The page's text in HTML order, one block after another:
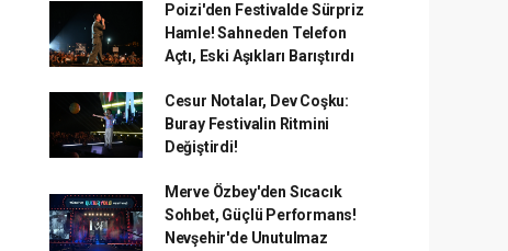
Poizi'den Festivalde Sürpriz
Hamle! Sahneden Telefon
Açtı, Eski Aşıkları Barıştırdı
Cesur Notalar, Dev Coşku:
Buray Festivalin Ritmini
Değiştirdi!
Merve Özbey'den Sıcacık
Sohbet, Güçlü Performans!
Nevşehir'de Unutulmaz